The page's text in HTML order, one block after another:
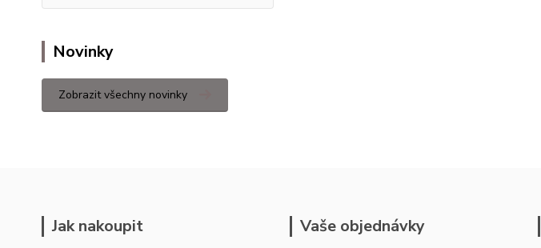
Novinky
Zobrazit všechny novinky
Jak nakoupit Vaše objednávky